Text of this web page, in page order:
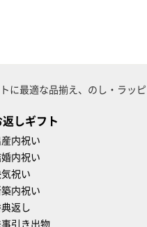
に最適な品揃え、のし・ラッ
返しギフト
産内祝い
内祝い
祝い
内祝い
典返し
引き出物